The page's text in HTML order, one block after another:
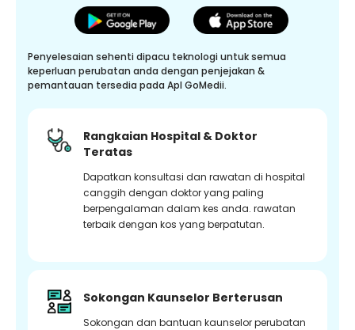
Penyelesaian sehenti dipacu teknologi untuk semua
keperluan perubatan anda dengan penjejakan &
pemantauan tersedia pada Apl GoMedii.
Rangkaian Hospital & Doktor
Teratas
Dapatkan konsultasi dan rawatan di hospital
canggih dengan doktor yang paling
berpengalaman dalam kes anda. rawatan
terbaik dengan kos yang berpatutan.
Sokongan Kaunselor Berterusan
Sokongan dan bantuan kaunselor perubatan